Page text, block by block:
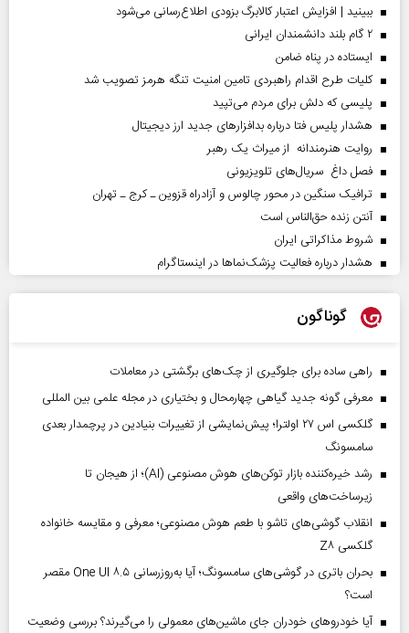
ببینید | افزایش اعتبار کالابرگ بزودی اطلاع‌رسانی می‌شود
۲ گام بلند دانشمندان ایرانی
ایستاده در پناه ضامن
کلیات طرح اقدام راهبردی تامین امنیت تنگه هرمز تصویب شد
پلیسی که دلش برای مردم می‌تپید
هشدار پلیس فتا درباره بدافزار‌های جدید ارز دیجیتال
روایت هنرمندانه از میراث یک رهبر
فصل داغ سریال‌های تلویزیونی
ترافیک سنگین در محور چالوس و آزادراه قزوین ـ کرج ـ تهران
آنتن زنده حق‌الناس است
شروط مذاکراتی ایران
هشدار درباره فعالیت پزشک‌نما‌ها در اینستاگرام
گوناگون
راهی ساده برای جلوگیری از چک‌های برگشتی در معاملات
معرفی گونه جدید گیاهی چهارمحال و بختیاری در مجله علمی بین المللی
گلکسی اس ۲۷ اولترا؛ پیش‌نمایشی از تغییرات بنیادین در پرچمدار بعدی
سامسونگ
رشد خیره‌کننده بازار توکن‌های هوش مصنوعی (AI)؛ از هیجان تا
زیرساخت‌های واقعی
انقلاب گوشی‌های تاشو‌ با طعم هوش مصنوعی؛ معرفی و مقایسه خانواده
گلکسی Z۸
بحران باتری در گوشی‌های سامسونگ؛ آیا به‌روزرسانی One UI ۸.۵ مقصر
است؟
آیا خودروهای خودران جای ماشین‌های معمولی را می‌گیرند؟ بررسی وضعیت